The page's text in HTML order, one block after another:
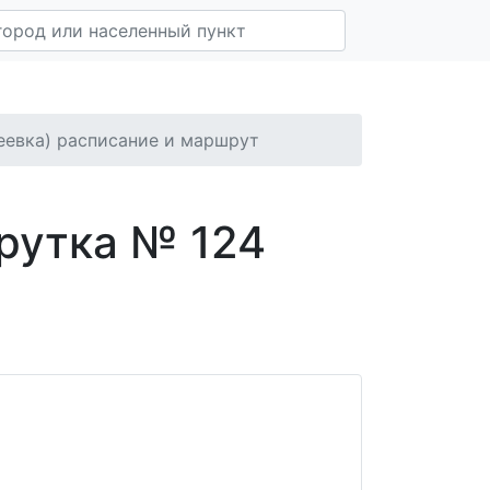
расписание и маршрут
№ 124